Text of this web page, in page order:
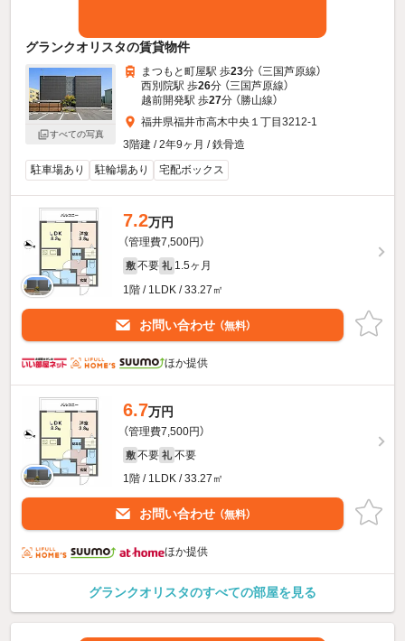
グランクオリスタの賃貸物件
すべての写真
まつもと町屋駅 歩23分 （三国芦原線）
西別院駅 歩26分 （三国芦原線）
越前開発駅 歩27分 （勝山線）
福井県福井市高木中央１丁目3212-1
3階建 / 2年9ヶ月 / 鉄骨造
駐車場あり
駐輪場あり 宅配ボックス
7.2万円
（管理費7,500円）
敷 不要 礼 1.5ヶ月
1階 / 1LDK / 33.27㎡
お問い合わせ （無料）
ほか提供
6.7万円
（管理費7,500円）
敷 不要 礼 不要
1階 / 1LDK / 33.27㎡
お問い合わせ （無料）
ほか提供
グランクオリスタのすべての部屋を見る